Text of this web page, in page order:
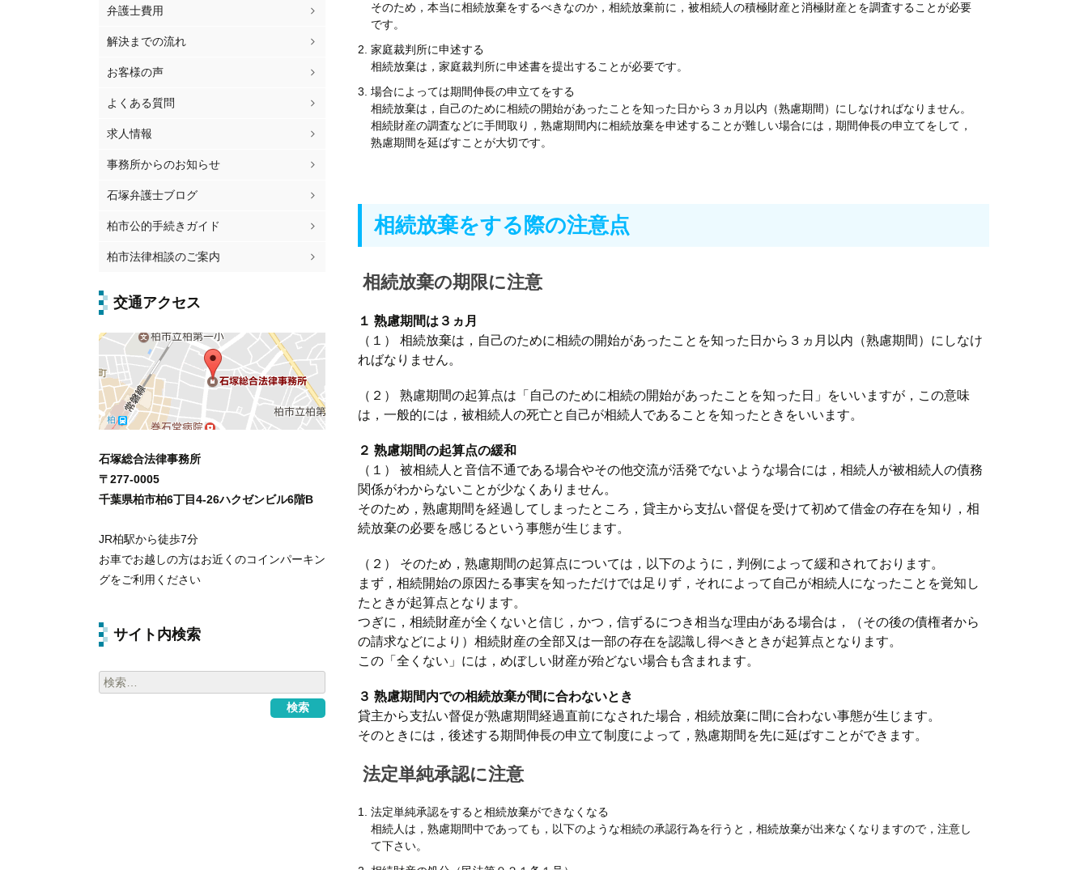
そのため，本当に相続放棄をするべきなのか，相続放棄前に，被相続人の積極財産と消極財産とを調査することが必要
です。
家庭裁判所に申述する
相続放棄は，家庭裁判所に申述書を提出することが必要です。
場合によっては期間伸長の申立てをする
相続放棄は，自己のために相続の開始があったことを知った日から３ヵ月以内（熟慮期間）にしなければなりません。
相続財産の調査などに手間取り，熟慮期間内に相続放棄を申述することが難しい場合には，期間伸長の申立てをして，
熟慮期間を延ばすことが大切です。
相続放棄をする際の注意点
相続放棄の期限に注意
１ 熟慮期間は３ヵ月
（１） 相続放棄は，自己のために相続の開始があったことを知った日から３ヵ月以内（熟慮期間）にしなけ
ればなりません。
（２） 熟慮期間の起算点は「自己のために相続の開始があったことを知った日」をいいますが，この意味
は，一般的には，被相続人の死亡と自己が相続人であることを知ったときをいいます。
２ 熟慮期間の起算点の緩和
（１） 被相続人と音信不通である場合やその他交流が活発でないような場合には，相続人が被相続人の債務
関係がわからないことが少なくありません。
そのため，熟慮期間を経過してしまったところ，貸主から支払い督促を受けて初めて借金の存在を知り，相
続放棄の必要を感じるという事態が生じます。
（２） そのため，熟慮期間の起算点については，以下のように，判例によって緩和されております。
まず，相続開始の原因たる事実を知っただけでは足りず，それによって自己が相続人になったことを覚知し
たときが起算点となります。
つぎに，相続財産が全くないと信じ，かつ，信ずるにつき相当な理由がある場合は，（その後の債権者から
の請求などにより）相続財産の全部又は一部の存在を認識し得べきときが起算点となります。
この「全くない」には，めぼしい財産が殆どない場合も含まれます。
３ 熟慮期間内での相続放棄が間に合わないとき
貸主から支払い督促が熟慮期間経過直前になされた場合，相続放棄に間に合わない事態が生じます。
そのときには，後述する期間伸長の申立て制度によって，熟慮期間を先に延ばすことができます。
法定単純承認に注意
法定単純承認をすると相続放棄ができなくなる
相続人は，熟慮期間中であっても，以下のような相続の承認行為を行うと，相続放棄が出来なくなりますので，注意し
て下さい。
弁護士費用
解決までの流れ
お客様の声
よくある質問
求人情報
事務所からのお知らせ
石塚弁護士ブログ
柏市公的手続きガイド
柏市法律相談のご案内
交通アクセス
石塚総合法律事務所
〒277-0005
千葉県柏市柏6丁目4-26ハクゼンビル6階B
JR柏駅から徒歩7分
お車でお越しの方はお近くのコインパーキン
グをご利用ください
サイト内検索
検
索: